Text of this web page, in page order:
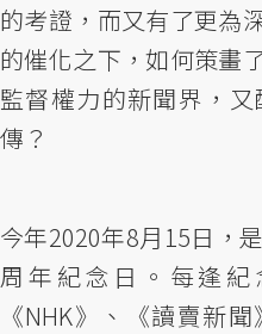
的考證，而又有了更為
的催化之下，如何策畫
監督權力的新聞界，
傳？
今年2020年8月15日，
周年紀念日。每逢
《NHK》、《讀賣新